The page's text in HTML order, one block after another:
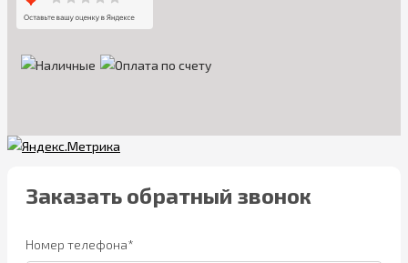
Заказать обратный звонок
Номер телефона*